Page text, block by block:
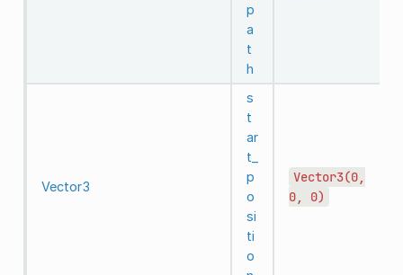
p
a
t
h
Vector3
s
t
ar
t_
p
o
si
ti
o
Vector3(0,
0,
0)